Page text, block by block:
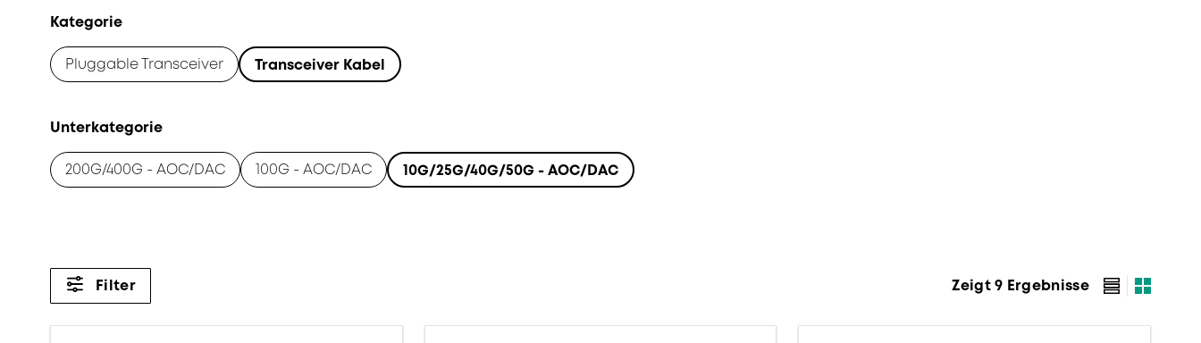
Kategorie
Pluggable Transceiver Transceiver Kabel
Unterkategorie
200G/400G - AOC/DAC 100G - AOC/DAC 10G/25G/40G/50G - AOC/DAC
Filter Zeigt 9 Ergebnisse